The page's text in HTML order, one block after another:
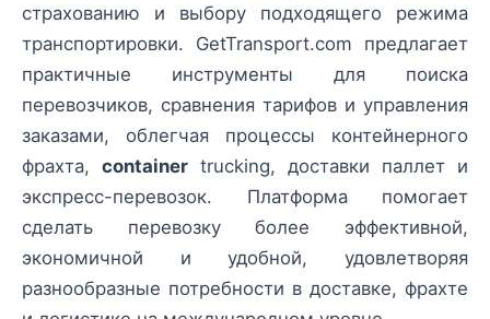
страхованию и выбору подходящего режима
транспортировки. GetTransport.com предлагает
практичные инструменты для поиска
перевозчиков, сравнения тарифов и управления
заказами, облегчая процессы контейнерного
фрахта, container trucking, доставки паллет и
экспресс-перевозок. Платформа помогает
сделать перевозку более эффективной,
экономичной и удобной, удовлетворяя
разнообразные потребности в доставке, фрахте